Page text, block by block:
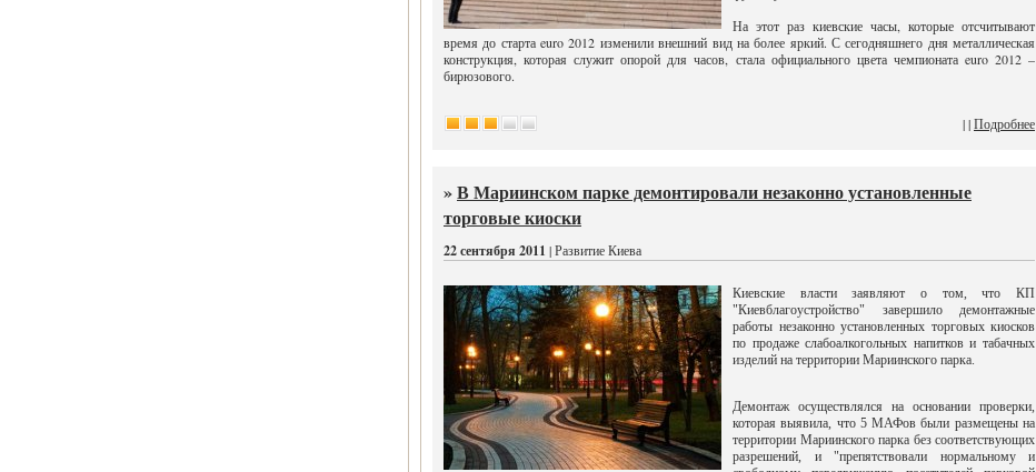
На этот раз киевские часы, которые отсчитывают
время до старта euro 2012 изменили внешний вид на более яркий. С сегодняшнего дня металлическая
конструкция, которая служит опорой для часов, стала официального цвета чемпионата euro 2012 –
бирюзового.
| |Подробнее
»В Мариинском парке демонтировали незаконно установленные
торговые киоски
22 сентября 2011 | Развитие Киева
Киевские власти заявляют о том, что КП
"Киевблагоустройство" завершило демонтажные
работы незаконно установленных торговых киосков
по продаже слабоалкогольных напитков и табачных
изделий на территории Мариинского парка.
Демонтаж осуществлялся на основании проверки,
которая выявила, что 5 МАФов были размещены на
территории Мариинского парка без соответствующих
разрешений, и "препятствовали нормальному и